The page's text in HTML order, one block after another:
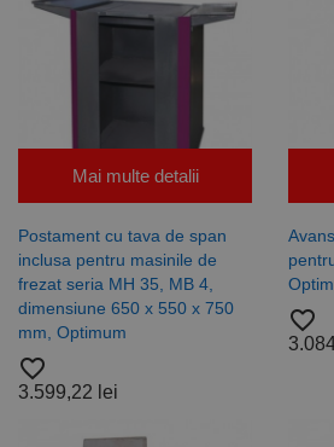
Mai multe detalii
Postament cu tava de span
inclusa pentru masinile de
frezat seria MH 35, MB 4,
dimensiune 650 x 550 x 750
mm, Optimum
favorite_border
3.599,22 lei
favorite_border